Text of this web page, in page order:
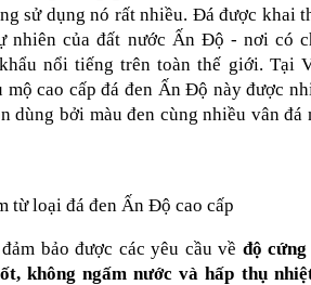
sử dụng nó rất nhiều. Đá được khai
nhiên của đất nước Ấn Độ - nơi có
nổi tiếng trên toàn thế giới. Tại
mộ cao cấp đá đen Ấn Độ này được
dùng bởi màu đen cùng nhiều vân đá
từ loại đá đen Ấn Độ cao cấp
đảm bảo được các yêu cầu về độ
không ngấm nước và hấp thụ